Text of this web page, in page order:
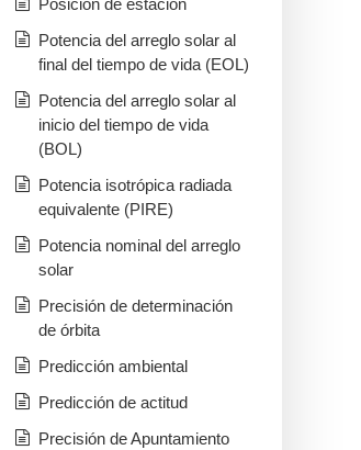
Posición de estación
Potencia del arreglo solar al
final del tiempo de vida (EOL)
Potencia del arreglo solar al
inicio del tiempo de vida
(BOL)
Potencia isotrópica radiada
equivalente (PIRE)
Potencia nominal del arreglo
solar
Precisión de determinación
de órbita
Predicción ambiental
Predicción de actitud
Precisión de Apuntamiento